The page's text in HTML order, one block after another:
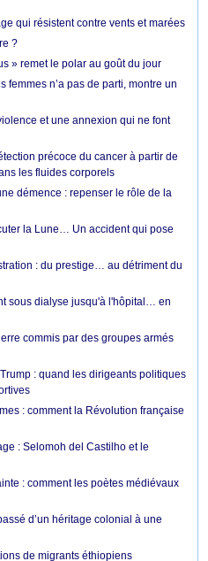
qui résistent contre vents et marées
?
» remet le polar au goût du jour
femmes n’a pas de parti, montre un
et une annexion qui ne font
précoce du cancer à partir de
les fluides corporels
démence : repenser le rôle de la
la Lune… Un accident qui pose
: du prestige… au détriment du
sous dialyse jusqu'à l'hôpital… en
commis par des groupes armés
: quand les dirigeants politiques
: comment la Révolution française
: Selomoh del Castilho et le
: comment les poètes médiévaux
d’un héritage colonial à une
de migrants éthiopiens